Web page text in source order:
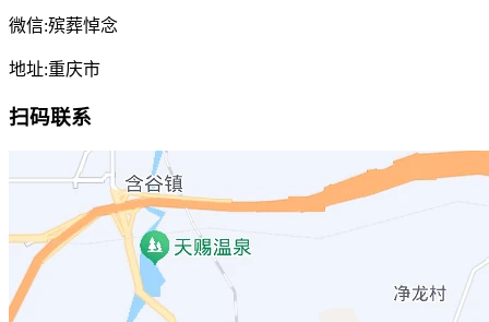
微信:殡葬悼念
地址:重庆市
扫码联系